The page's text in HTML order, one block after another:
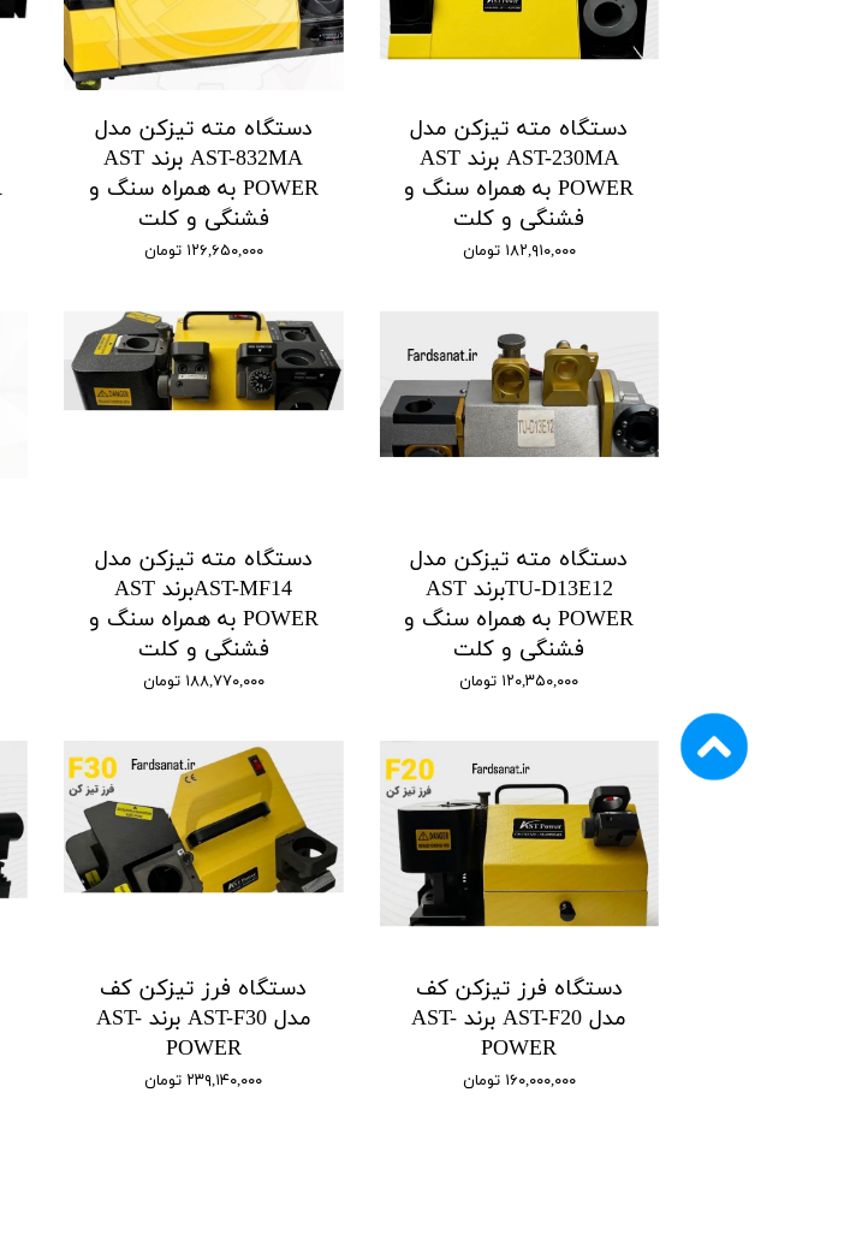
دستگاه مته تیزکن مدل
AST-230MA برند AST
POWER به همراه سنگ و
فشنگی و کلت
۱۸۲,۹۱۰,۰۰۰ تومان
دستگاه مته تیزکن مدل
AST-832MA برند AST
POWER به همراه سنگ و
فشنگی و کلت
۱۲۶,۶۵۰,۰۰۰ تومان
دستگاه مته تیزکن مدل
TU-D13E12برند AST
POWER به همراه سنگ و
فشنگی و کلت
۱۲۰,۳۵۰,۰۰۰ تومان
دستگاه مته تیزکن مدل
AST-MF14برند AST
POWER به همراه سنگ و
فشنگی و کلت
۱۸۸,۷۷۰,۰۰۰ تومان
دستگاه فرز تیزکن کف
مدل AST-F20 برند AST-
POWER
۱۶۰,۰۰۰,۰۰۰ تومان
دستگاه فرز تیزکن کف
مدل AST-F30 برند AST-
POWER
۲۳۹,۱۴۰,۰۰۰ تومان